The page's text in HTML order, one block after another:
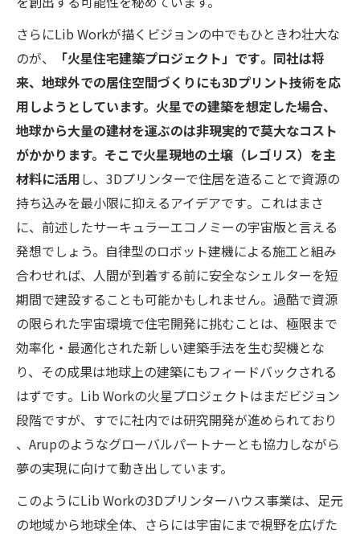
さらにLib Workが描くビジョンの中でもひときわ壮大な
のが、
「火星住宅建築プロジェクト」です​。同社は将
来、地球外での居住空間づくりにも3Dプリント技術を応
用しようとしています。火星での建築を想定した場合、
地球から大量の建材を運ぶのは非現実的で莫大なコスト
がかかります。そこで火星現地の土壌（レゴリス）を主
材料に活用し、3Dプリンターで住居を造ることで資源の
持ち込みを最小限に抑えるアイデアです​。これはまさ
に、前述したサーキュラーエコノミーの宇宙版と言える
発想でしょう。自律型のロボット建機による施工と組み
合わせれば、人間が到着する前に安全なシェルターを短
期間で建設することも可能かもしれません​。過酷で資源
の限られた宇宙環境で住宅開発に挑むことは、極限まで
効率化・最適化された新しい建築手法を生む契機とな
り、その成果は地球上の建築にもフィードバックされる
はずです​。Lib Workの火星プロジェクトはまだビジョン
段階ですが、すでに社内では研究開発が進められており​
、Arupのようなグローバルパートナーとも協力しながら
夢の実現に向けて動き出しています。
このようにLib Workの3Dプリンターハウス事業は、足元
の地域から地球全体、さらには宇宙にまで視野を広げた